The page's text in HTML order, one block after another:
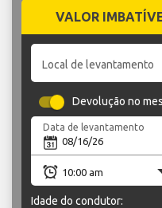
VALOR
Local de levantamento
Devolução no
Data de levantamento
Idade do condutor: